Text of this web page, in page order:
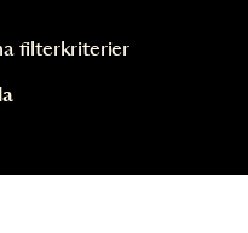
filterkriterier